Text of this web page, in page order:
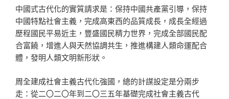
中國式古代化的實質請求是：保持中國共產黨引導，保持
中國特點社會主義，完成高東西的品質成長，成長全經過
歷程國民平易近主，豐盛國民精力世界，完成全部國民配
合富饒，增進人與天然協調共生，推進構建人類命運配合
體，發明人類文明新形狀。
周全建成社會主義古代化強國，總的計謀設定是分兩步
走：從二〇二〇年到二〇三五年基礎完成社會主義古代